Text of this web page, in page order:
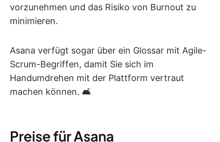
vorzunehmen und das Risiko von Burnout zu
minimieren.
Asana verfügt sogar über ein Glossar mit Agile-
Scrum-Begriffen, damit Sie sich im
Handumdrehen mit der Plattform vertraut
machen können. 🛋️
Preise für Asana